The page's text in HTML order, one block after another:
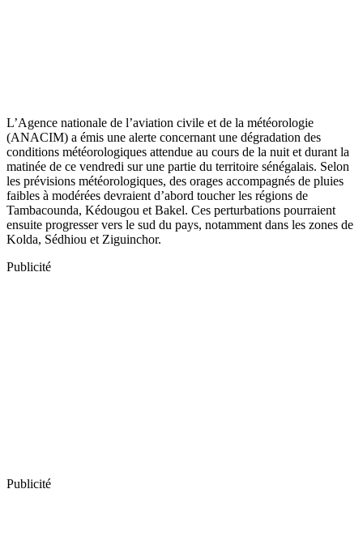
L’Agence nationale de l’aviation civile et de la météorologie
(ANACIM) a émis une alerte concernant une dégradation des
conditions météorologiques attendue au cours de la nuit et durant la
matinée de ce vendredi sur une partie du territoire sénégalais. Selon
les prévisions météorologiques, des orages accompagnés de pluies
faibles à modérées devraient d’abord toucher les régions de
Tambacounda, Kédougou et Bakel. Ces perturbations pourraient
ensuite progresser vers le sud du pays, notamment dans les zones de
Kolda, Sédhiou et Ziguinchor.
Publicité
Publicité